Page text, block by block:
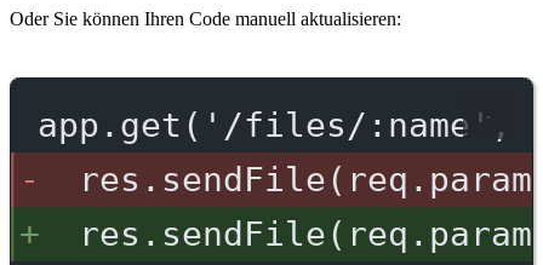
Oder Sie können Ihren Code manuell aktualisieren:
app.get('/files/:name',